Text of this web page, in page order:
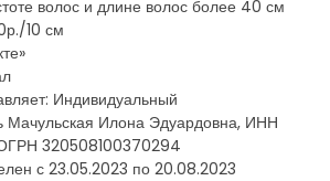
волос и длине волос более 40 см
10 см
Индивидуальный
Мачульская Илона Эдуардовна, ИНН
320508100370294
с 23.05.2023 по 20.08.2023